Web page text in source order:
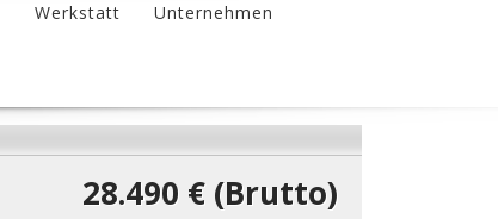
Werkstatt Unternehmen
28.490 € (Brutto)